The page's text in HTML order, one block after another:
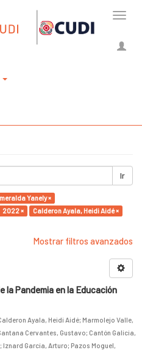
Ir
Yanely ×
2022 ×
Calderon Ayala, Heidi Aidé ×
Mostrar filtros avanzados
la Pandemia en la Educación
Ayala, Heidi Aidé; Marmolejo Valle,
Cervantes, Gustavo; Cantón Galicia,
; Iznard García, Arturo; Pazos Moguel,